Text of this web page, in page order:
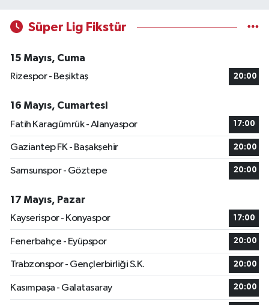
Süper Lig Fikstür
15 Mayıs, Cuma
Rizespor - Beşiktaş
20:00
16 Mayıs, Cumartesi
Fatih Karagümrük - Alanyaspor
17:00
Gaziantep FK - Başakşehir 20:00
Samsunspor - Göztepe 20:00
17 Mayıs, Pazar
Kayserispor - Konyaspor
17:00
Fenerbahçe - Eyüpspor 20:00
Trabzonspor - Gençlerbirliği S.K. 20:00
Kasımpaşa - Galatasaray 20:00